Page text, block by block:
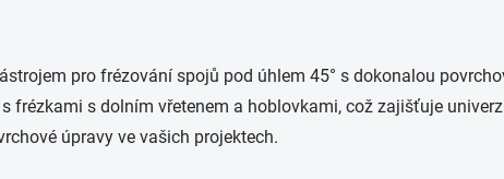
pro frézování spojů pod úhlem 45° s dokonalou
frézkami s dolním vřetenem a hoblovkami, což zajišťuje
úpravy ve vašich projektech.